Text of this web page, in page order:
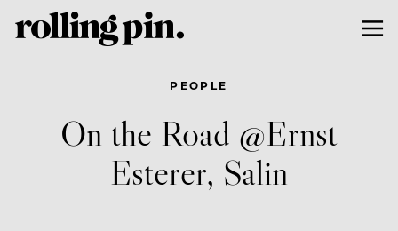
PEOPLE
On the Road @Ernst
Esterer, Salin